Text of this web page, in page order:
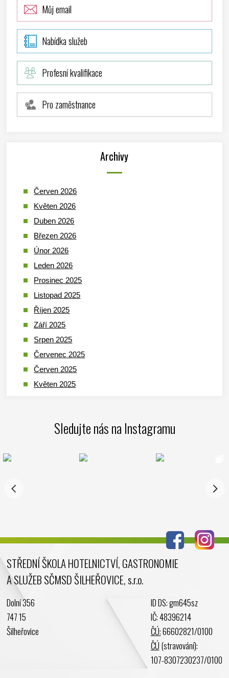
Můj email
Nabídka služeb
Profesní kvalifikace
Pro zaměstnance
Archivy
Červen 2026
Květen 2026
Duben 2026
Březen 2026
Únor 2026
Leden 2026
Prosinec 2025
Listopad 2025
Říjen 2025
Září 2025
Srpen 2025
Červenec 2025
Červen 2025
Květen 2025
Leden 2025
Listopad 2024
Duben 2024
Březen 2024
Leden 2024
Listopad 2023
Sledujte nás na Instagramu
STŘEDNÍ ŠKOLA HOTELNICTVÍ, GASTRONOMIE
A SLUŽEB SČMSD ŠILHEŘOVICE, s.r.o.
Dolní 356
747 15
Šilheřovice
ID DS: gm645sz
IČ: 48396214
ČÚ:66602821/0100
ČÚ (stravování):
107-8307230237/0100